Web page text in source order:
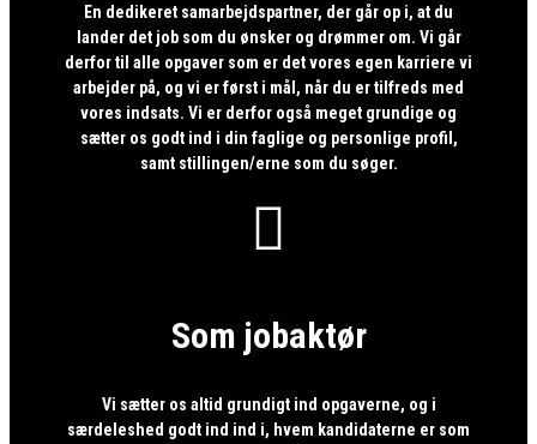
En dedikeret samarbejdspartner, der går op i, at du
lander det job som du ønsker og drømmer om. Vi går
derfor til alle opgaver som er det vores egen karriere vi
arbejder på, og vi er først i mål, når du er tilfreds med
vores indsats. Vi er derfor også meget grundige og
sætter os godt ind i din faglige og personlige profil,
samt stillingen/erne som du søger.

Som jobaktør
Vi sætter os altid grundigt ind opgaverne, og i
særdeleshed godt ind ind i, hvem kandidaterne er som